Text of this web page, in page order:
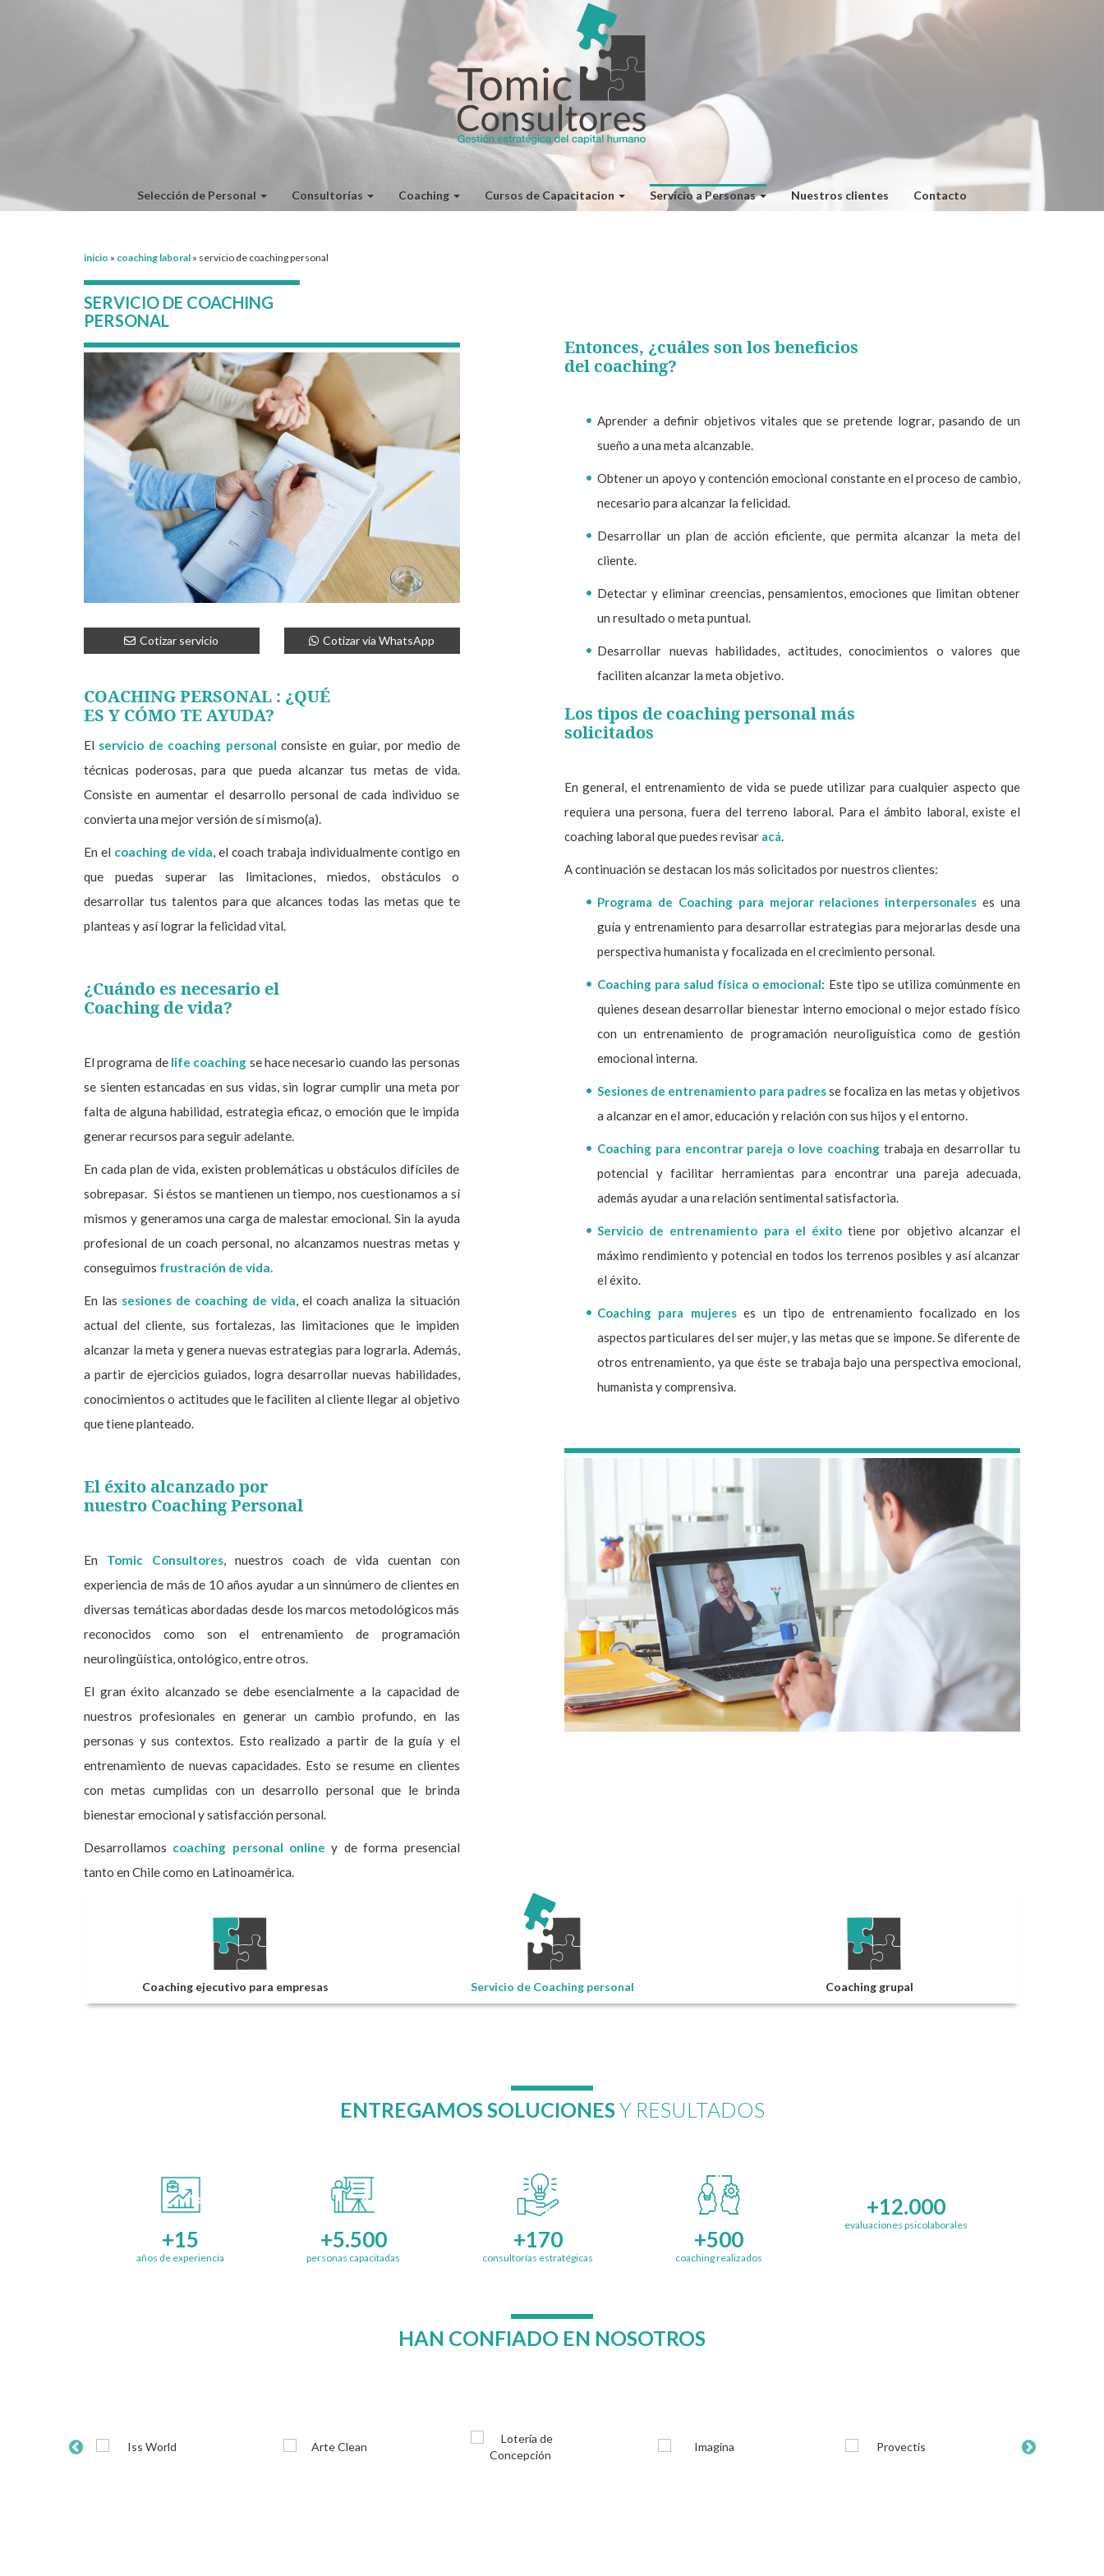
Selección de Personal Consultorías Coaching Cursos de Capacitacion Servicio a Personas Nuestros clientes Contacto
inicio » coaching laboral » servicio de coaching personal
SERVICIO DE COACHING
PERSONAL
Cotizar servicio Cotizar vía WhatsApp
COACHING PERSONAL : ¿QUÉ
ES Y CÓMO TE AYUDA?
El servicio de coaching personal consiste en guiar, por medio de
técnicas poderosas, para que pueda alcanzar tus metas de vida.
Consiste en aumentar el desarrollo personal de cada individuo se
convierta una mejor versión de sí mismo(a).
En el coaching de vida, el coach trabaja individualmente contigo en
que puedas superar las limitaciones, miedos, obstáculos o
desarrollar tus talentos para que alcances todas las metas que te
planteas y así lograr la felicidad vital.
¿Cuándo es necesario el
Coaching de vida?
El programa de life coaching se hace necesario cuando las personas
se sienten estancadas en sus vidas, sin lograr cumplir una meta por
falta de alguna habilidad, estrategia eficaz, o emoción que le impida
generar recursos para seguir adelante.
En cada plan de vida, existen problemáticas u obstáculos difíciles de
sobrepasar. Si éstos se mantienen un tiempo, nos cuestionamos a sí
mismos y generamos una carga de malestar emocional. Sin la ayuda
profesional de un coach personal, no alcanzamos nuestras metas y
conseguimos frustración de vida.
En las sesiones de coaching de vida, el coach analiza la situación
actual del cliente, sus fortalezas, las limitaciones que le impiden
alcanzar la meta y genera nuevas estrategias para lograrla. Además,
a partir de ejercicios guiados, logra desarrollar nuevas habilidades,
conocimientos o actitudes que le faciliten al cliente llegar al objetivo
que tiene planteado.
El éxito alcanzado por
nuestro Coaching Personal
En Tomic Consultores, nuestros coach de vida cuentan con
experiencia de más de 10 años ayudar a un sinnúmero de clientes en
diversas temáticas abordadas desde los marcos metodológicos más
reconocidos como son el entrenamiento de programación
neurolingüística, ontológico, entre otros.
El gran éxito alcanzado se debe esencialmente a la capacidad de
nuestros profesionales en generar un cambio profundo, en las
personas y sus contextos. Esto realizado a partir de la guía y el
entrenamiento de nuevas capacidades. Esto se resume en clientes
con metas cumplidas con un desarrollo personal que le brinda
bienestar emocional y satisfacción personal.
Desarrollamos coaching personal online y de forma presencial
tanto en Chile como en Latinoamérica.
Entonces, ¿cuáles son los beneficios
del coaching?
Aprender a definir objetivos vitales que se pretende lograr, pasando de un
sueño a una meta alcanzable.
Obtener un apoyo y contención emocional constante en el proceso de cambio,
necesario para alcanzar la felicidad.
Desarrollar un plan de acción eficiente, que permita alcanzar la meta del
cliente.
Detectar y eliminar creencias, pensamientos, emociones que limitan obtener
un resultado o meta puntual.
Desarrollar nuevas habilidades, actitudes, conocimientos o valores que
faciliten alcanzar la meta objetivo.
Los tipos de coaching personal más
solicitados
En general, el entrenamiento de vida se puede utilizar para cualquier aspecto que
requiera una persona, fuera del terreno laboral. Para el ámbito laboral, existe el
coaching laboral que puedes revisar acá.
A continuación se destacan los más solicitados por nuestros clientes:
Programa de Coaching para mejorar relaciones interpersonaleses una
guía y entrenamiento para desarrollar estrategias para mejorarlas desde una
perspectiva humanista y focalizada en el crecimiento personal.
Coaching para salud física o emocional: Este tipo se utiliza comúnmente en
quienes desean desarrollar bienestar interno emocional o mejor estado físico
con un entrenamiento de programación neuroliguística como de gestión
emocional interna.
Sesiones de entrenamiento para padresse focaliza en las metas y objetivos
a alcanzar en el amor, educación y relación con sus hijos y el entorno.
Coaching para encontrar pareja o love coaching trabaja en desarrollar tu
potencial y facilitar herramientas para encontrar una pareja adecuada,
además ayudar a una relación sentimental satisfactoria.
Servicio de entrenamiento para el éxito tiene por objetivo alcanzar el
máximo rendimiento y potencial en todos los terrenos posibles y así alcanzar
el éxito.
Coaching para mujereses un tipo de entrenamiento focalizado en los
aspectos particulares del ser mujer, y las metas que se impone. Se diferente de
otros entrenamiento, ya que éste se trabaja bajo una perspectiva emocional,
humanista y comprensiva.
Coaching ejecutivo para empresas Servicio de Coaching personal Coaching grupal
ENTREGAMOS SOLUCIONESY RESULTADOS
+15
años de experiencia
+5.500
personas capacitadas
+170
consultorías estratégicas
+500
coaching realizados
+12.000
evaluaciones psicolaborales
HAN CONFIADO EN NOSOTROS